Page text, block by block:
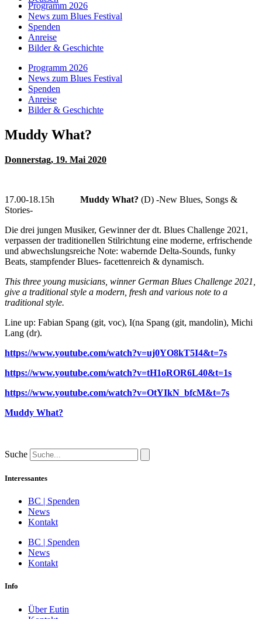
Programm 2026
News zum Blues Festival
Spenden
Anreise
Bilder & Geschichte
Programm 2026
News zum Blues Festival
Spenden
Anreise
Bilder & Geschichte
Muddy What?
Donnerstag, 19. Mai 2020
17.00-18.15h Muddy What? (D) -New Blues, Songs &
Stories-
Die drei jungen Musiker, Gewinner der dt. Blues Challenge 2021,
verpassen der traditionellen Stilrichtung eine moderne, erfrischende
und abwechslungsreiche Note: wabernde Delta-Sounds, funky
Beats, stampfender Blues- facettenreich & dynamisch.
This three young musicians, winner German Blues Challenge 2021,
give a traditional style a modern, fresh and various note to a
traditional style.
Line up: Fabian Spang (git, voc), I(na Spang (git, mandolin), Michi
Lang (dr).
https://www.youtube.com/watch?v=uj0YO8kT5I4&t=7s
https://www.youtube.com/watch?v=tH1oROR6L40&t=1s
https://www.youtube.com/watch?v=OtYIkN_bfcM&t=7s
Muddy What?
Suche
Interessantes
BC | Spenden
News
Kontakt
BC | Spenden
News
Kontakt
Info
Über Eutin